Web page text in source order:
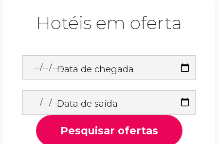
Hotéis em oferta
Data de chegada
Data de saída
Pesquisar ofertas